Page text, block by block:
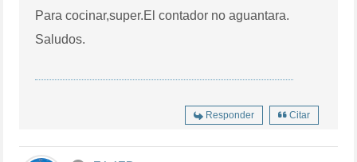
Para cocinar,super.El contador no aguantara.
Saludos.
Responder Citar